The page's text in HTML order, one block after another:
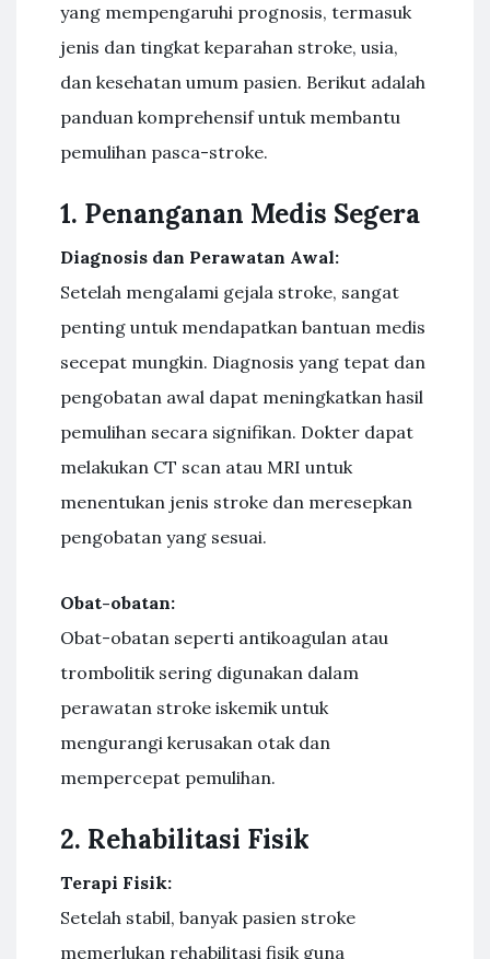
yang mempengaruhi prognosis, termasuk
jenis dan tingkat keparahan stroke, usia,
dan kesehatan umum pasien. Berikut adalah
panduan komprehensif untuk membantu
pemulihan pasca-stroke.
1. Penanganan Medis Segera
Diagnosis dan Perawatan Awal:
Setelah mengalami gejala stroke, sangat
penting untuk mendapatkan bantuan medis
secepat mungkin. Diagnosis yang tepat dan
pengobatan awal dapat meningkatkan hasil
pemulihan secara signifikan. Dokter dapat
melakukan CT scan atau MRI untuk
menentukan jenis stroke dan meresepkan
pengobatan yang sesuai.
Obat-obatan:
Obat-obatan seperti antikoagulan atau
trombolitik sering digunakan dalam
perawatan stroke iskemik untuk
mengurangi kerusakan otak dan
mempercepat pemulihan.
2. Rehabilitasi Fisik
Terapi Fisik:
Setelah stabil, banyak pasien stroke
memerlukan rehabilitasi fisik guna